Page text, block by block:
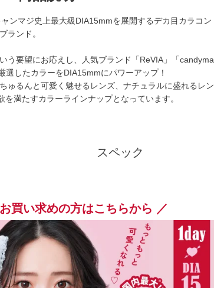
ンマジ史上最大級DIA15mmを展開するデカ目カラコン
ランド。
う要望にお応えし、人気ブランド「ReVIA」「candyma
したカラーをDIA15mmにパワーアップ！
ゅるんと可愛く魅せるレンズ、ナチュラルに盛れるレン
を満たすカラーラインナップとなっています。
スペック
買い求めの方はこちらから ／